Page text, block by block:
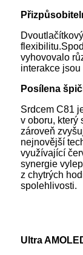
vyhovovalo
interakce
Posílena
Srdcem C81
v oboru, který
zároveň
nejnovější
využívající
synergie
z chytrých
spolehlivosti.
Ultra